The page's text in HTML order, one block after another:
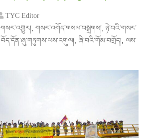
TYC Editor
གསར་འགྱུར།, གསར་འགོད་གསལ་བསྒྲགས།, ཉེ་བའི་གསར་
བོད་དོན་ཞུ་གཏུགས་ལས་འགུལ།, ཞི་བའི་གོམ་བགྲོད།, ལས་